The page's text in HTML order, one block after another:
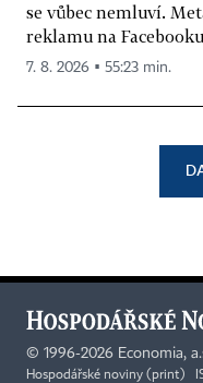
se vůbec nemluví.
reklamu na
7. 8. 2026 ▪ 55:23 min.
© 1996-2026 Economia,
Hospodářské noviny (print)